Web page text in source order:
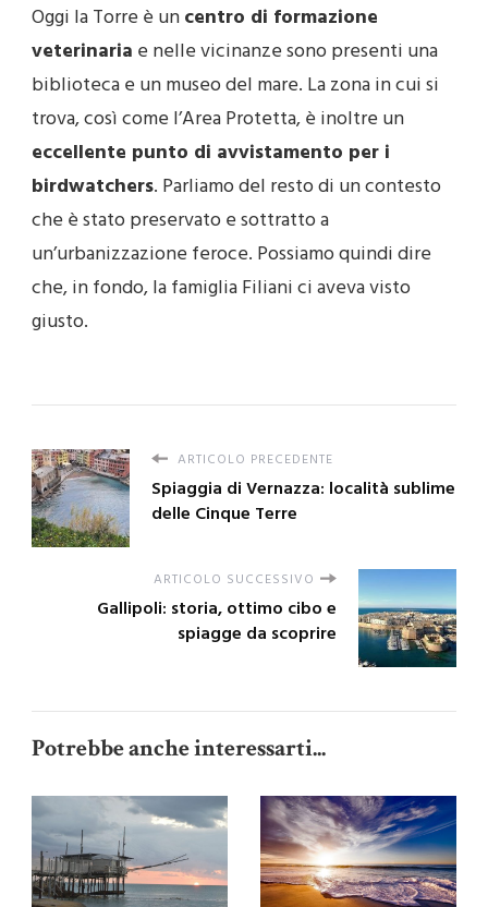
Oggi la Torre è uncentro di formazione
veterinaria e nelle vicinanze sono presenti una
biblioteca e un museo del mare. La zona in cui si
trova, così come l’Area Protetta, è inoltre un
eccellente punto di avvistamento per i
birdwatchers. Parliamo del resto di un contesto
che è stato preservato e sottratto a
un’urbanizzazione feroce. Possiamo quindi dire
che, in fondo, la famiglia Filiani ci aveva visto
giusto.
ARTICOLO PRECEDENTE
Spiaggia di Vernazza: località sublime
delle Cinque Terre
ARTICOLO SUCCESSIVO
Gallipoli: storia, ottimo cibo e
spiagge da scoprire
Potrebbe anche interessarti...